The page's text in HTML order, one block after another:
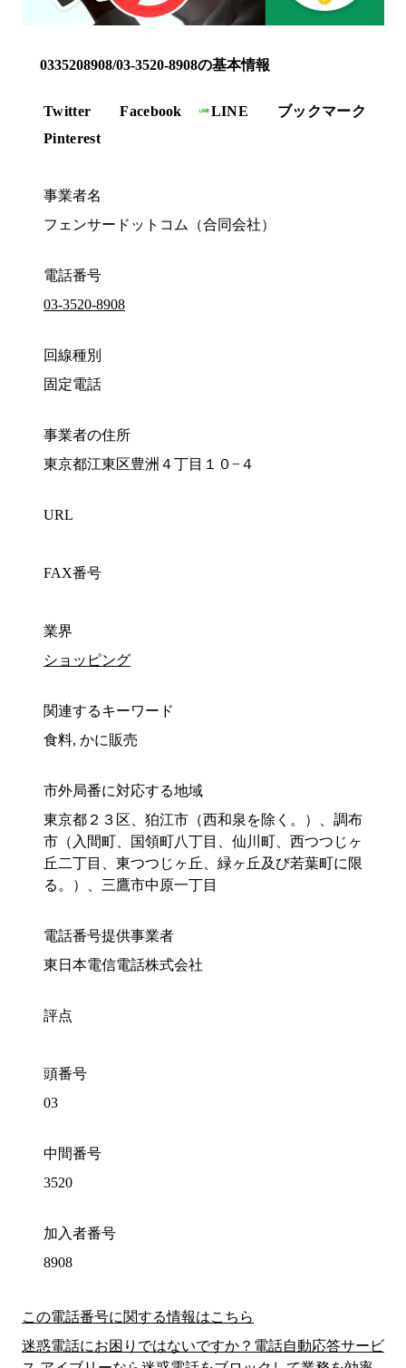
0335208908/03-3520-8908の基本情報
Twitter Facebook LINE
ブックマーク
Pinterest
事業者名
フェンサードットコム（合同会社）
電話番号
03-3520-8908
回線種別
固定電話
事業者の住所
東京都江東区豊洲４丁目１０−４
URL
FAX番号
業界
ショッピング
関連するキーワード
食料, かに販売
市外局番に対応する地域
東京都２３区、狛江市（西和泉を除く。）、調布
市（入間町、国領町八丁目、仙川町、西つつじヶ
丘二丁目、東つつじヶ丘、緑ヶ丘及び若葉町に限
る。）、三鷹市中原一丁目
電話番号提供事業者
東日本電信電話株式会社
評点
頭番号
03
中間番号
3520
加入者番号
8908
この電話番号に関する情報はこちら
迷惑電話にお困りではないですか？電話自動応答サービ